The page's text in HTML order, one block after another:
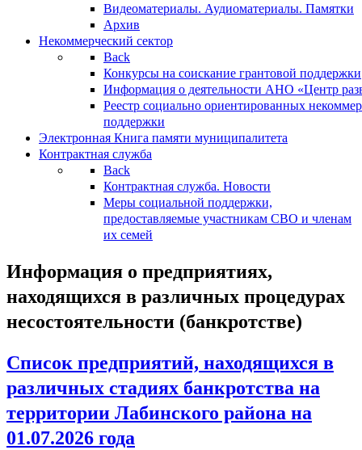
Видеоматериалы. Аудиоматериалы. Памятки
Архив
Некоммерческий сектор
Back
Конкурсы на соискание грантовой поддержки
Информация о деятельности АНО «Центр
Реестр социально ориентированных
поддержки
Электронная Книга памяти муниципалитета
Контрактная служба
Back
Контрактная служба. Новости
Меры социальной поддержки,
предоставляемые участникам СВО и членам
их семей
Информация о предприятиях,
находящихся в различных процедурах
несостоятельности (банкротстве)
Список предприятий, находящихся в
различных стадиях банкротства на
территории Лабинского района на
01.07.2026 года